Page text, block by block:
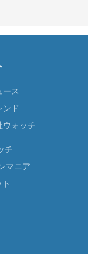
ス
ド
ォッチ
チ
マニア